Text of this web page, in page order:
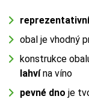
obal je vhodný
konstrukce
lahvína víno
pevné dno je